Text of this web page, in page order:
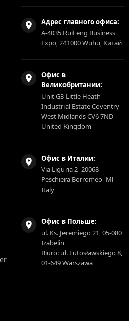
Адрес главного офиса:
A-4035 RuiFeng Business
Expo, 241000 Wuhu, Китай
Офис в
Великобритании:
Unit G3 Little Heath
Industrial Estate Coventry
West Midlands CV6 7ND
United Kingdom
Офис в Италии:
Via Liguria 2 -20068
Peschiera Borromeo -Ml-
Italy
Офис в Польше:
ul. Ks. Jeremiego 21, 05-080
Izabelin
Biuro: ul. Lutosławskiego 8,
01-649 Warszawa